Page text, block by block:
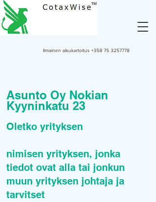
Ilmainen alkukartoitus +358 75 3257778
Asunto Oy Nokian
Kyyninkatu 23
Oletko yrityksen
nimisen yrityksen, jonka
tiedot ovat alla tai jonkun
muun yrityksen johtaja ja
tarvitset